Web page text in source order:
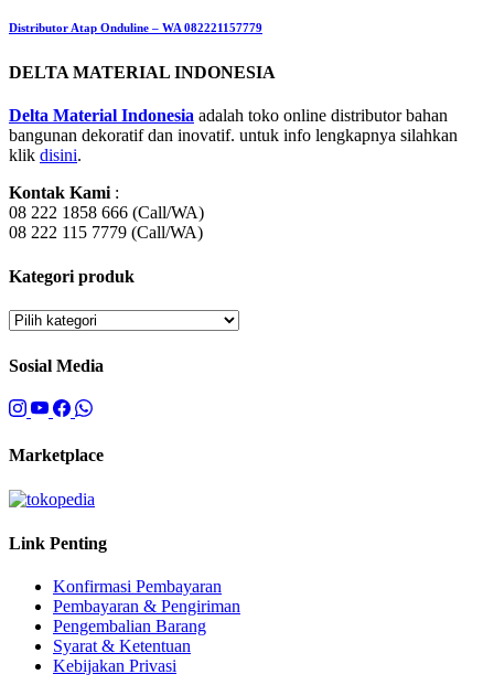
Distributor Atap Onduline – WA 082221157779
DELTA MATERIAL INDONESIA
Delta Material Indonesia adalah toko online distributor bahan
bangunan dekoratif dan inovatif. untuk info lengkapnya silahkan
klik disini.
Kontak Kami :
08 222 1858 666 (Call/WA)
08 222 115 7779 (Call/WA)
Kategori produk
Sosial Media
Marketplace
Link Penting
Konfirmasi Pembayaran
Pembayaran & Pengiriman
Pengembalian Barang
Syarat & Ketentuan
Kebijakan Privasi